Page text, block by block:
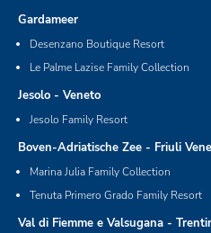
Gardameer
Desenzano Boutique Resort
Le Palme Lazise Family Collection
Jesolo - Veneto
Jesolo Family Resort
Boven-Adriatische Zee - Friuli
Marina Julia Family Collection
Tenuta Primero Grado Family Resort
Val di Fiemme e Valsugana -